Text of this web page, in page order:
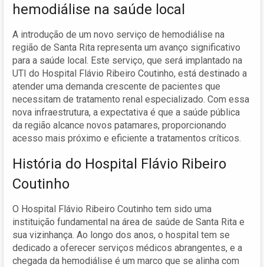
hemodiálise na saúde local
A introdução de um novo serviço de hemodiálise na
região de Santa Rita representa um avanço significativo
para a saúde local. Este serviço, que será implantado na
UTI do Hospital Flávio Ribeiro Coutinho, está destinado a
atender uma demanda crescente de pacientes que
necessitam de tratamento renal especializado. Com essa
nova infraestrutura, a expectativa é que a saúde pública
da região alcance novos patamares, proporcionando
acesso mais próximo e eficiente a tratamentos críticos.
História do Hospital Flávio Ribeiro
Coutinho
O Hospital Flávio Ribeiro Coutinho tem sido uma
instituição fundamental na área de saúde de Santa Rita e
sua vizinhança. Ao longo dos anos, o hospital tem se
dedicado a oferecer serviços médicos abrangentes, e a
chegada da hemodiálise é um marco que se alinha com